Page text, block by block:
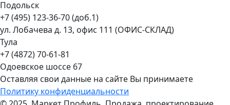
Подольск
+7 (495) 123-36-70 (доб.1)
ул. Лобачева д. 13, офис 111 (ОФИС-СКЛАД)
Тула
+7 (4872) 70-61-81
Одоевское шоссе 67
Оставляя свои данные на сайте Вы принимаете
Политику конфиденциальности